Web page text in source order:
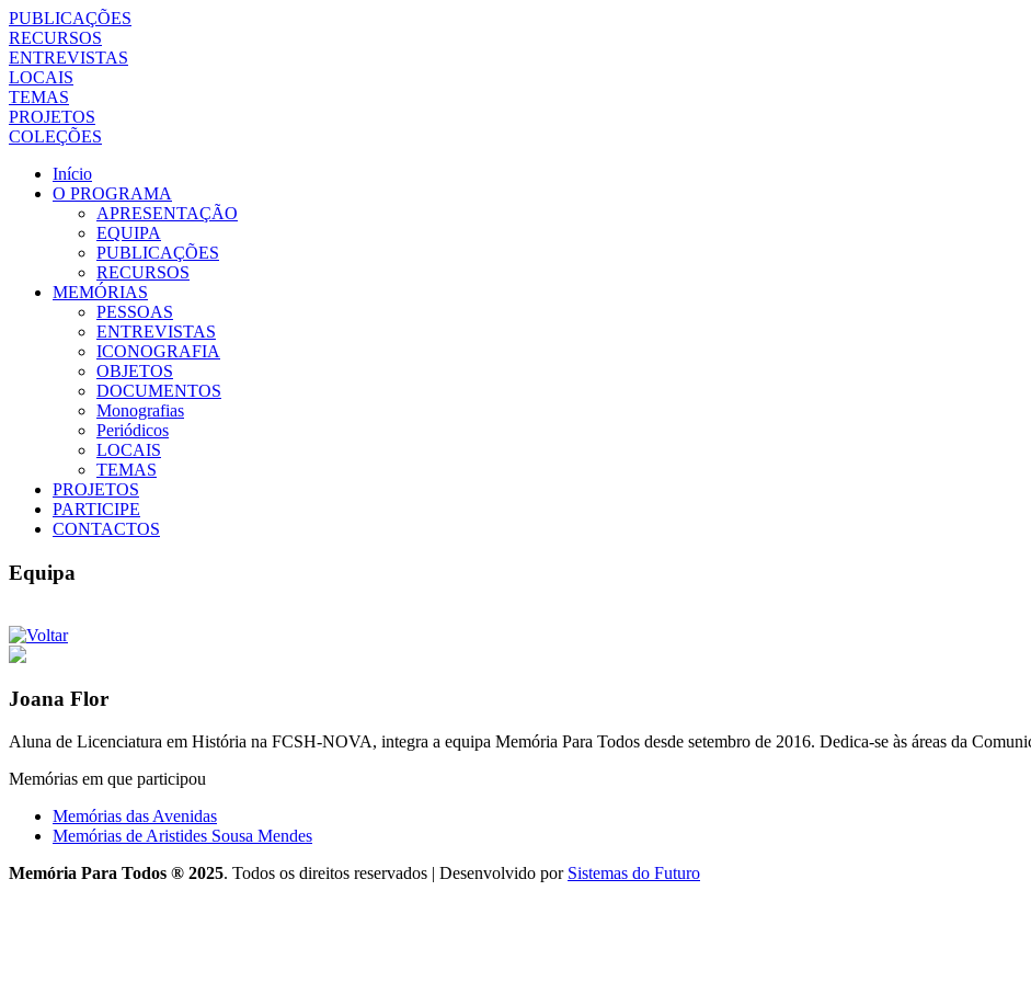
PUBLICAÇÕES
RECURSOS
ENTREVISTAS
LOCAIS
TEMAS
PROJETOS
COLEÇÕES
Início
O PROGRAMA
APRESENTAÇÃO
EQUIPA
PUBLICAÇÕES
RECURSOS
MEMÓRIAS
PESSOAS
ENTREVISTAS
ICONOGRAFIA
OBJETOS
DOCUMENTOS
Monografias
Periódicos
LOCAIS
TEMAS
PROJETOS
PARTICIPE
CONTACTOS
Equipa
Joana Flor
Aluna de Licenciatura em História na FCSH-NOVA, integra a equipa Memória Para Todos desde setembro de 2016. Dedica-se às áreas da
Memórias em que participou
Memórias das Avenidas
Memórias de Aristides Sousa Mendes
Memória Para Todos ® 2025. Todos os direitos reservados | Desenvolvido por Sistemas do Futuro